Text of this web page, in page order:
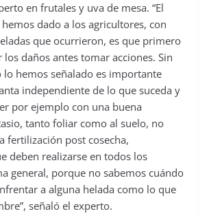
en frutales y uva de mesa. “El
dado a los agricultores, con
que ocurrieron, es que primero
los daños antes tomar acciones. Sin
lo hemos señalado es importante
independiente de lo que suceda y
por ejemplo con una buena
tanto foliar como al suelo, no
fertilización post cosecha,
deben realizarse en todos los
general, porque no sabemos cuándo
a alguna helada como lo que
señaló el experto.